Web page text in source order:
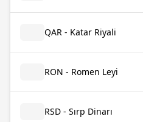
QAR - Katar Riyali
RON - Romen Leyi
RSD - Sırp Dinarı